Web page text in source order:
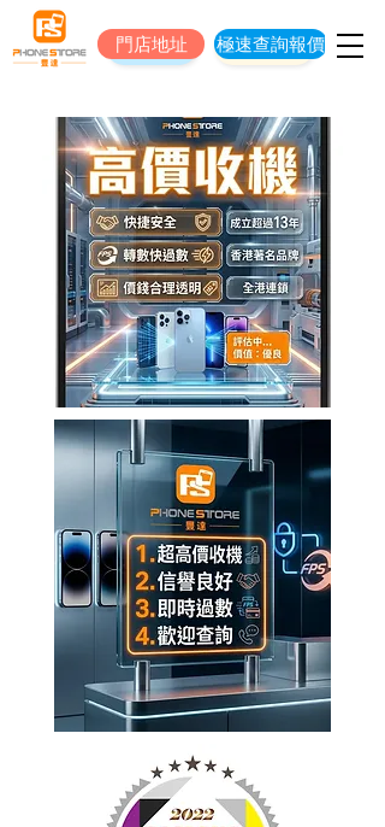
立即預約維修
門店地址
門店地址 極速查詢報價